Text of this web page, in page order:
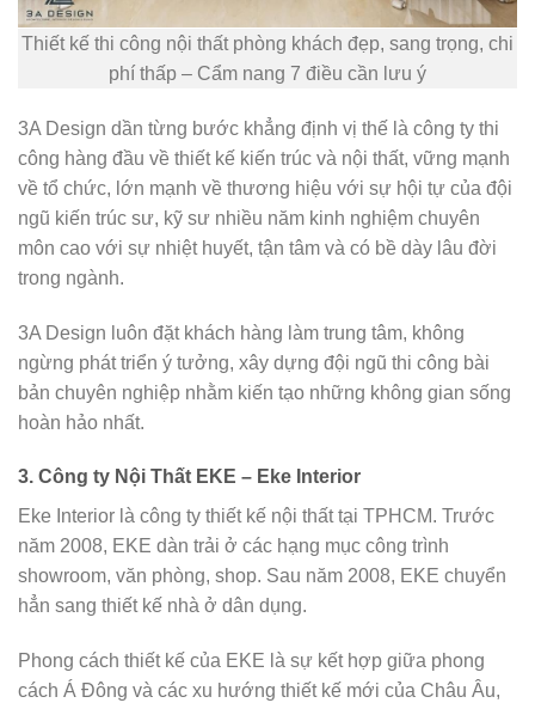
Thiết kế thi công nội thất phòng khách đẹp, sang trọng, chi
phí thấp – Cẩm nang 7 điều cần lưu ý
3A Design dần từng bước khẳng định vị thế là công ty thi
công hàng đầu về thiết kế kiến trúc và nội thất, vững mạnh
về tổ chức, lớn mạnh về thương hiệu với sự hội tự của đội
ngũ kiến trúc sư, kỹ sư nhiều năm kinh nghiệm chuyên
môn cao với sự nhiệt huyết, tận tâm và có bề dày lâu đời
trong ngành.
3A Design luôn đặt khách hàng làm trung tâm, không
ngừng phát triển ý tưởng, xây dựng đội ngũ thi công bài
bản chuyên nghiệp nhằm kiến tạo những không gian sống
hoàn hảo nhất.
3. Công ty Nội Thất EKE – Eke Interior
Eke Interior là công ty thiết kế nội thất tại TPHCM. Trước
năm 2008, EKE dàn trải ở các hạng mục công trình
showroom, văn phòng, shop. Sau năm 2008, EKE chuyển
hẳn sang thiết kế nhà ở dân dụng.
Phong cách thiết kế của EKE là sự kết hợp giữa phong
cách Á Đông và các xu hướng thiết kế mới của Châu Âu,